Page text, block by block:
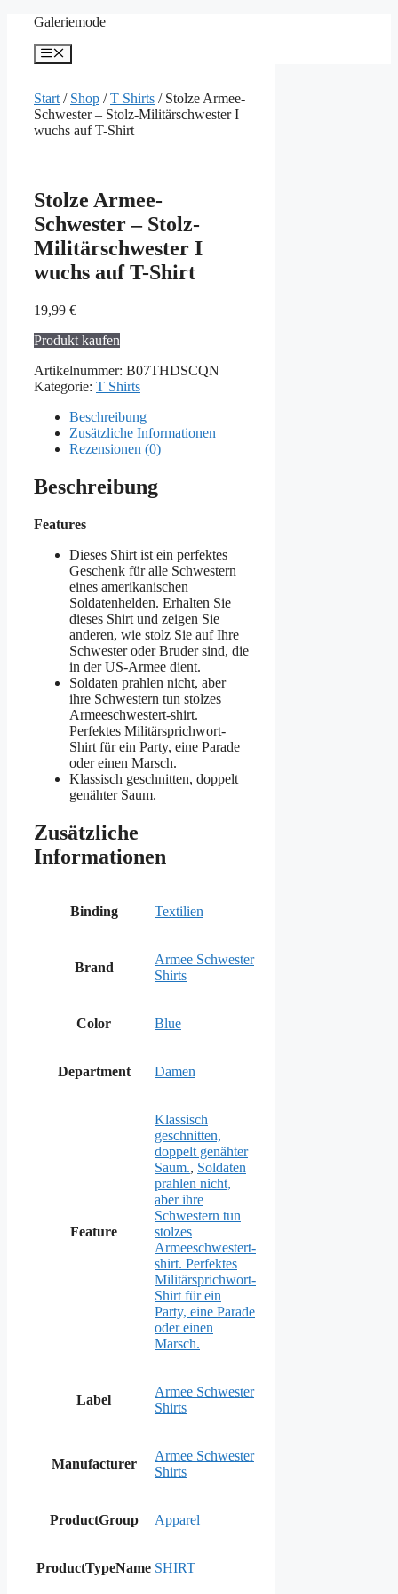
springen
Galeriemode
Menü
Start / Shop /T Shirts / Stolze Armee-
Schwester – Stolz-Militärschwester I
wuchs auf T-Shirt
Stolze Armee-
Schwester – Stolz-
Militärschwester I
wuchs auf T-Shirt
19,99 €
Produkt kaufen
Artikelnummer: B07THDSCQN
Kategorie: T Shirts
Beschreibung
Zusätzliche Informationen
Rezensionen (0)
Beschreibung
Features
Dieses Shirt ist ein perfektes
Geschenk für alle Schwestern
eines amerikanischen
Soldatenhelden. Erhalten Sie
dieses Shirt und zeigen Sie
anderen, wie stolz Sie auf Ihre
Schwester oder Bruder sind, die
in der US-Armee dient.
Soldaten prahlen nicht, aber
ihre Schwestern tun stolzes
Armeeschwestert-shirt.
Perfektes Militärsprichwort-
Shirt für ein Party, eine Parade
oder einen Marsch.
Klassisch geschnitten, doppelt
genähter Saum.
Zusätzliche
Informationen
Binding Textilien
Brand
Armee Schwester
Shirts
Color Blue
Department Damen
Feature
Klassisch
geschnitten,
doppelt genähter
Saum., Soldaten
prahlen nicht,
aber ihre
Schwestern tun
stolzes
Armeeschwestert-
shirt. Perfektes
Militärsprichwort-
Shirt für ein
Party, eine Parade
oder einen
Marsch.
Label
Armee Schwester
Shirts
Manufacturer
Armee Schwester
Shirts
ProductGroup Apparel
ProductTypeName SHIRT